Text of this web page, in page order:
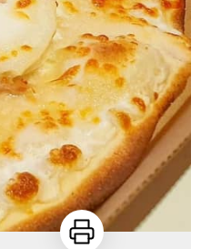
Imprimer